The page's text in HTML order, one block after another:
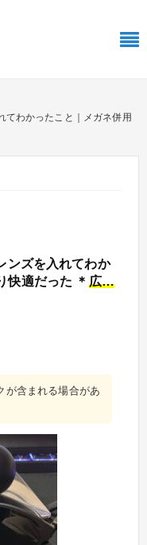
てわかったこと｜メガネ併用
ンズを入れてわか
ったこと｜メガネ併用よりかなり快適だった ＊ 広告
が含まれる場合があ